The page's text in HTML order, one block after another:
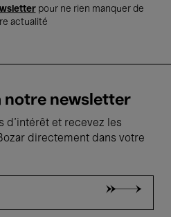
pour ne rien manquer de
actualité
notre newsletter
d'intérêt et recevez les
directement dans votre